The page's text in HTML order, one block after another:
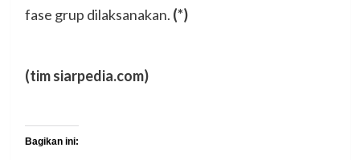
fase grup dilaksanakan. (*)
(tim siarpedia.com)
Bagikan ini: